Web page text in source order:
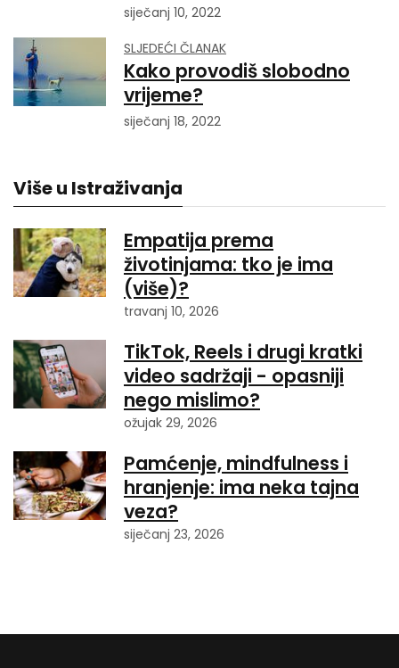
siječanj 10, 2022
SLJEDEĆI ČLANAK
Kako provodiš slobodno
vrijeme?
siječanj 18, 2022
Više u Istraživanja
Empatija prema
životinjama: tko je ima
(više)?
travanj 10, 2026
TikTok, Reels i drugi kratki
video sadržaji - opasniji
nego mislimo?
ožujak 29, 2026
Pamćenje, mindfulness i
hranjenje: ima neka tajna
veza?
siječanj 23, 2026